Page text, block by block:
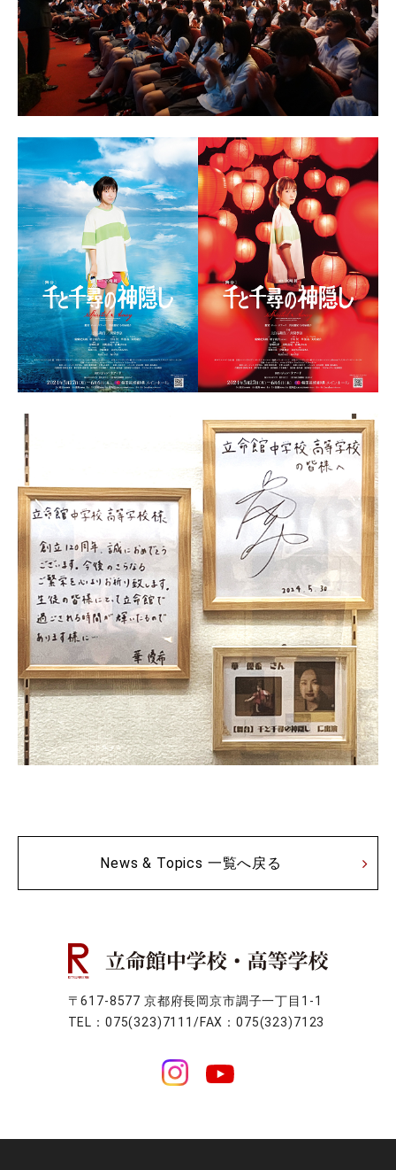
News & Topics 一覧へ戻る
〒617-8577 京都府長岡京市調子一丁目1-1
TEL：075(323)7111/FAX：075(323)7123